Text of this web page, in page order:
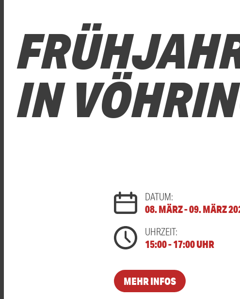
IN
DATUM:
08. MÄRZ - 09. MÄRZ
UHRZEIT:
15:00 - 17:00 UHR
MEHR INFOS